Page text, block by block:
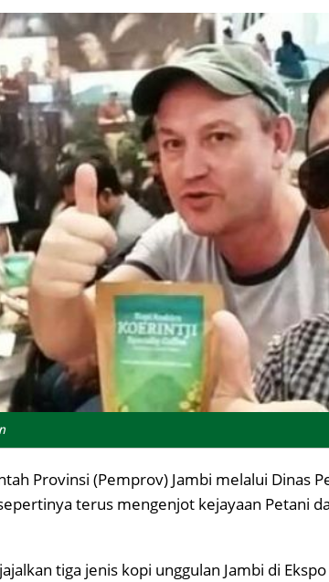
Provinsi (Pemprov) Jambi melalui Dinas
terus mengenjot kejayaan Petani
tiga jenis kopi unggulan Jambi di